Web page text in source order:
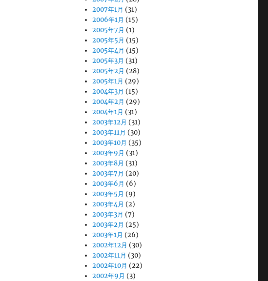
2007年1月 (31)
2006年1月 (15)
2005年7月 (1)
2005年5月 (15)
2005年4月 (15)
2005年3月 (31)
2005年2月 (28)
2005年1月 (29)
2004年3月 (15)
2004年2月 (29)
2004年1月 (31)
2003年12月 (31)
2003年11月 (30)
2003年10月 (35)
2003年9月 (31)
2003年8月 (31)
2003年7月 (20)
2003年6月 (6)
2003年5月 (9)
2003年4月 (2)
2003年3月 (7)
2003年2月 (25)
2003年1月 (26)
2002年12月 (30)
2002年11月 (30)
2002年10月 (22)
2002年9月 (3)